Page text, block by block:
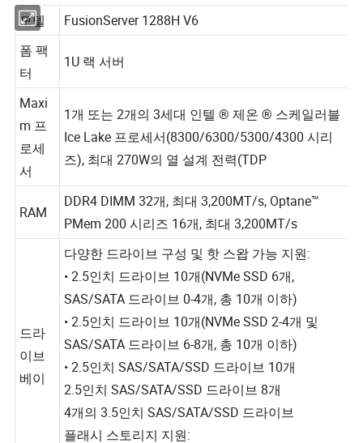
모델 FusionServer 1288H V6
폼 팩
터
Maxi
m 프
로세
서
1개 또는 2개의 3세대 인텔 ® 제온 ® 스케일러블
Ice Lake 프로세서(8300/6300/5300/4300 시리
DDR4 DIMM 32개, 최대 3,200MT/s, Optane™
PMem 200 시리즈 16개, 최대 3,200MT/s
드라
이브
다양한 드라이브 구성 및 핫 스왑 가능 지원:
• 2.5인치 드라이브 10개(NVMe SSD 6개,
SAS/SATA 드라이브 0-4개, 총 10개 이하)
• 2.5인치 드라이브 10개(NVMe SSD 2-4개 및
SAS/SATA 드라이브 6-8개, 총 10개 이하)
• 2.5인치 SAS/SATA/SSD 드라이브 10개
2.5인치 SAS/SATA/SSD 드라이브 8개
4개의 3.5인치 SAS/SATA/SSD 드라이브